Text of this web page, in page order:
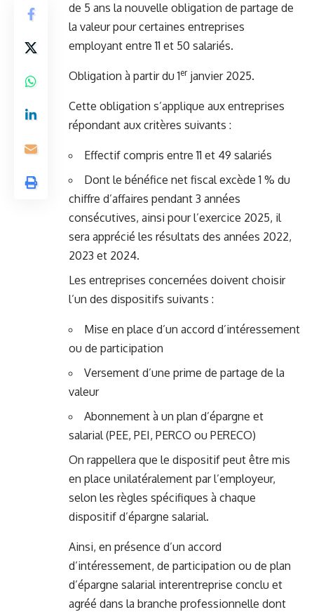
de 5 ans la nouvelle obligation de partage de
la valeur pour certaines entreprises
employant entre 11 et 50 salariés.
Obligation à partir du 1erjanvier 2025.
Cette obligation s’applique aux entreprises
répondant aux critères suivants :
Effectif compris entre 11 et 49 salariés
Dont le bénéfice net fiscal excède 1 % du
chiffre d’affaires pendant 3 années
consécutives, ainsi pour l’exercice 2025, il
sera apprécié les résultats des années 2022,
2023 et 2024.
Les entreprises concernées doivent choisir
l’un des dispositifs suivants :
Mise en place d’un accord d’intéressement
ou de participation
Versement d’une prime de partage de la
valeur
Abonnement à un plan d’épargne et
salarial (PEE, PEI, PERCO ou PERECO)
On rappellera que le dispositif peut être mis
en place unilatéralement par l’employeur,
selon les règles spécifiques à chaque
dispositif d’épargne salarial.
Ainsi, en présence d’un accord
d’intéressement, de participation ou de plan
d’épargne salarial interentreprise conclu et
agréé dans la branche professionnelle dont